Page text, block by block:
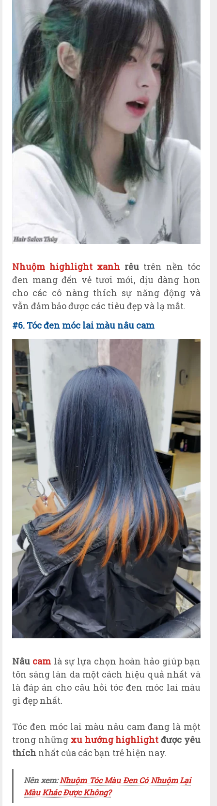
Nhuộm highlight xanh rêu trên nền tóc
đen mang đến vẻ tươi mới, dịu dàng hơn
cho các cô nàng thích sự năng động và
vẫn đảm bảo được các tiêu đẹp và lạ mắt.
#6. Tóc đen móc lai màu nâu cam
Nâu cam là sự lựa chọn hoàn hảo giúp bạn
tôn sáng làn da một cách hiệu quả nhất và
là đáp án cho câu hỏi tóc đen móc lai màu
gì đẹp nhất.
Tóc đen móc lai màu nâu cam đang là một
trong những xu hướng highlight được yêu
thích nhất của các bạn trẻ hiện nay.
Nên xem:Nhuộm Tóc Màu Đen Có Nhuộm Lại
Màu Khác Được Không?